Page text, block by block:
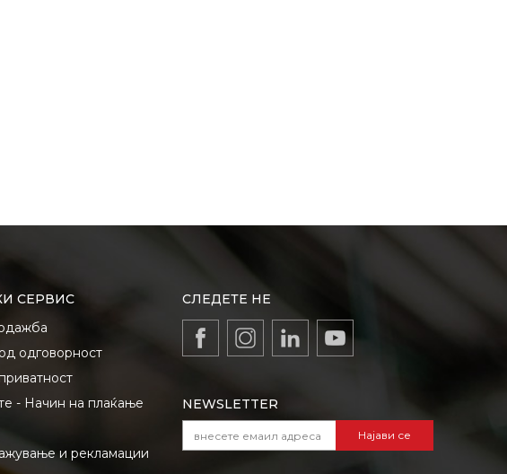
СЕРВИС
одговорност
- Начин на плаќање
и рекламации
СЛЕДЕТЕ НЕ
NEWSLETTER
Најави се